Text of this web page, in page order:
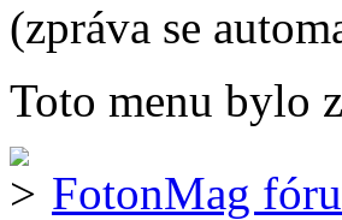
(zpráva se
Toto menu bylo
FotonMag